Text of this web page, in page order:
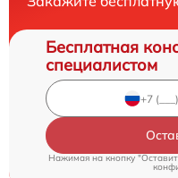
Бесплатная
специалистом
Нажимая на кнопку